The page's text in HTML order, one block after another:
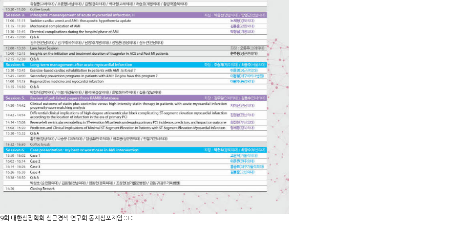
회 대한심장학회 심근경색 연구회 동계심포지엄 ::+::